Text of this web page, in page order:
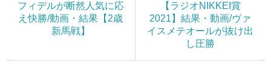
フィデルが断然人気に応
え快勝/動画・結果【2歳
新馬戦】
【ラジオNIKKEI賞
2021】結果・動画/ヴァ
イスメテオールが抜け出
し圧勝